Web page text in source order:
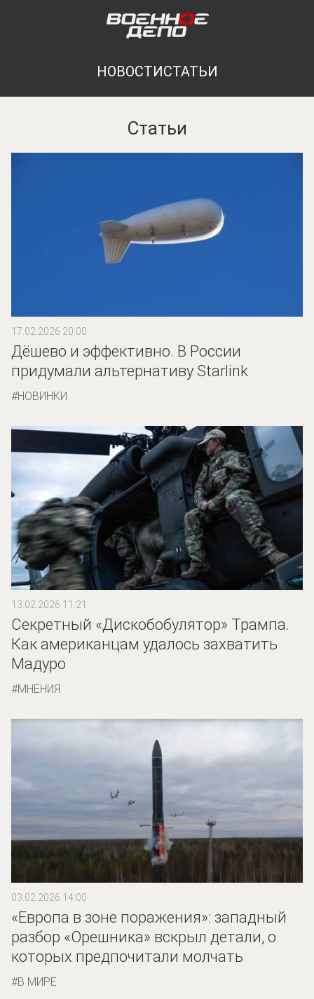
НОВОСТИСТАТЬИ
Статьи
17.02.2026 20:00
Дёшево и эффективно. В России
придумали альтернативу Starlink
НОВИНКИ
13.02.2026 11:21
Секретный «Дискобобулятор» Трампа.
Как американцам удалось захватить
Мадуро
МНЕНИЯ
03.02.2026 14:00
«Европа в зоне поражения»: западный
разбор «Орешника» вскрыл детали, о
которых предпочитали молчать
В МИРЕ